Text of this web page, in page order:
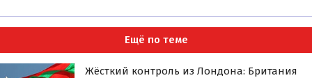
Ещё по теме
Жёсткий контроль из Лондона: Британия